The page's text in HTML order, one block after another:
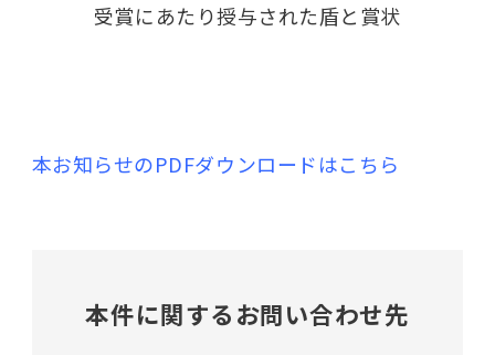
受賞にあたり授与された盾と賞状
本お知らせのPDFダウンロードはこちら
本件に関するお問い合わせ先